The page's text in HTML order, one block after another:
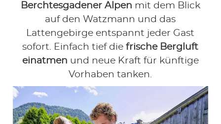
Berchtesgadener Alpen mit dem Blick
auf den Watzmann und das
Lattengebirge entspannt jeder Gast
sofort. Einfach tief diefrische Bergluft
einatmen und neue Kraft für künftige
Vorhaben tanken.